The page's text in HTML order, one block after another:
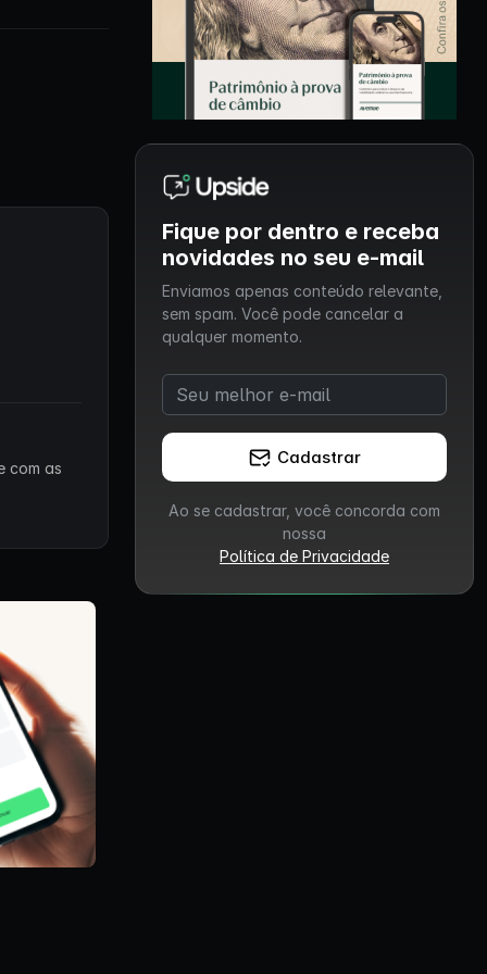
com as
Fique por dentro e receba
novidades no seu e-mail
Enviamos apenas conteúdo relevante,
sem spam. Você pode cancelar a
qualquer momento.
Cadastrar
Ao se cadastrar, você concorda com
nossa
Política de Privacidade